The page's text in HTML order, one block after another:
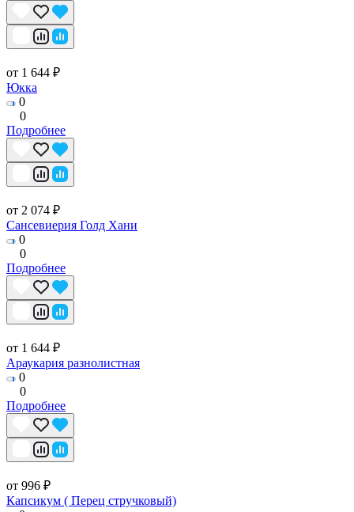
от 1 644 ₽
Юкка
0
0
Подробнее
от 2 074 ₽
Сансевиерия Голд Хани
0
0
Подробнее
от 1 644 ₽
Араукария разнолистная
0
0
Подробнее
от 996 ₽
Капсикум ( Перец стручковый)